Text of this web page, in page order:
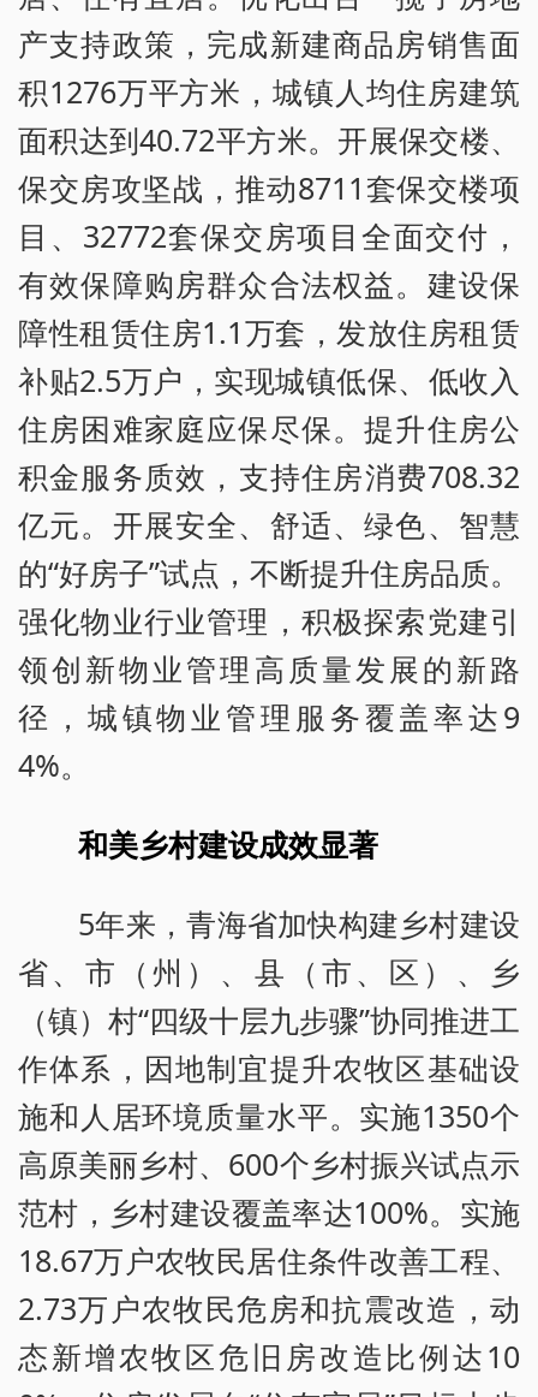
产支持政策，完成新建商品房销售面
积1276万平方米，城镇人均住房建筑
面积达到40.72平方米。开展保交楼、
保交房攻坚战，推动8711套保交楼项
目、32772套保交房项目全面交付，
有效保障购房群众合法权益。建设保
障性租赁住房1.1万套，发放住房租赁
补贴2.5万户，实现城镇低保、低收入
住房困难家庭应保尽保。提升住房公
积金服务质效，支持住房消费708.32
亿元。开展安全、舒适、绿色、智慧
的“好房子”试点，不断提升住房品质。
强化物业行业管理，积极探索党建引
领创新物业管理高质量发展的新路
径，城镇物业管理服务覆盖率达9
4%。
和美乡村建设成效显著
5年来，青海省加快构建乡村建设
省、市（州）、县（市、区）、乡
（镇）村“四级十层九步骤”协同推进工
作体系，因地制宜提升农牧区基础设
施和人居环境质量水平。实施1350个
高原美丽乡村、600个乡村振兴试点示
范村，乡村建设覆盖率达100%。实施
18.67万户农牧民居住条件改善工程、
2.73万户农牧民危房和抗震改造，动
态新增农牧区危旧房改造比例达10